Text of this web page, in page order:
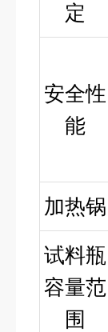
定
安全性
能
加热锅
试料瓶
容量范
围